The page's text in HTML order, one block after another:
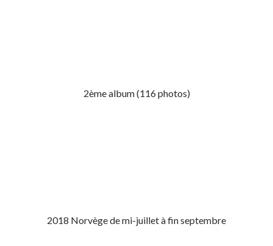
2ème album (116 photos)
2018 Norvège de mi-juillet à fin septembre